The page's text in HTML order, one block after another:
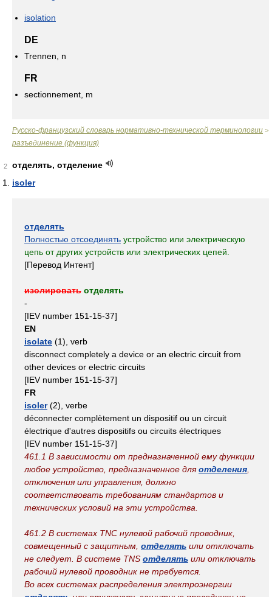
isolation
DE
Trennen, n
FR
sectionnement, m
Русско-французский словарь нормативно-технической терминологии >
разъединение (функция)
2
отделять, отделение
isoler
отделять
Полностью отсоединять устройство или электрическую
цепь от других устройств или электрических цепей.
[Перевод Интент]
изолировать отделять
-
[IEV number 151-15-37]
EN
isolate (1), verb
disconnect completely a device or an electric circuit from
other devices or electric circuits
[IEV number 151-15-37]
FR
isoler(2), verbe
déconnecter complètement un dispositif ou un circuit
électrique d'autres dispositifs ou circuits électriques
[IEV number 151-15-37]
461.1 В зависимости от предназначенной ему функции
любое устройство, предназначенное дляотделения
отключения или управления, должно
соответствовать требованиям стандартов и
технических условий на эти устройства.
461.2 В системах TNС нулевой рабочий проводник,
совмещенный с защитным, отделять или отключать
не следует. В системе TNS отделять или отключать
рабочий нулевой проводник не требуется.
Во всех системах распределения электроэнергии